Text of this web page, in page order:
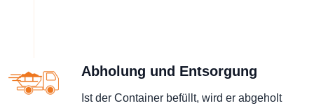
Abholung und Entsorgung
Ist der Container befüllt, wird er abgeholt